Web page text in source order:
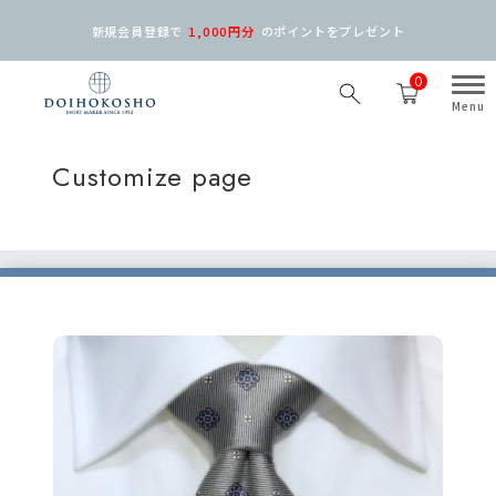
0
新規会員登録で 1,000円分 のポイントをプレゼント
Customize page